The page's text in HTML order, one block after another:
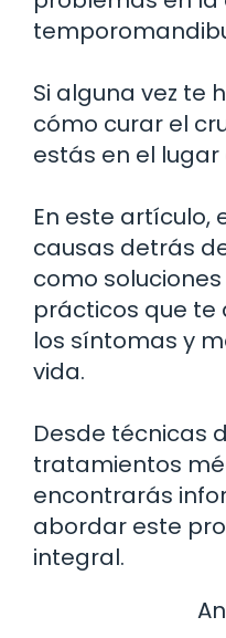
Si alguna vez te
cómo curar el
estás en el
En este artículo,
causas detrás
como
prácticos que te
los síntomas y
vida.
Desde técnicas
tratamientos
encontrarás
abordar este
integral.